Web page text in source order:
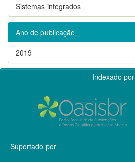
Sistemas integrados
Ano de publicação
2019
Indexado por
Suportado por